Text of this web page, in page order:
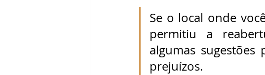
Se o local onde
permitiu a
algumas
prejuízos.